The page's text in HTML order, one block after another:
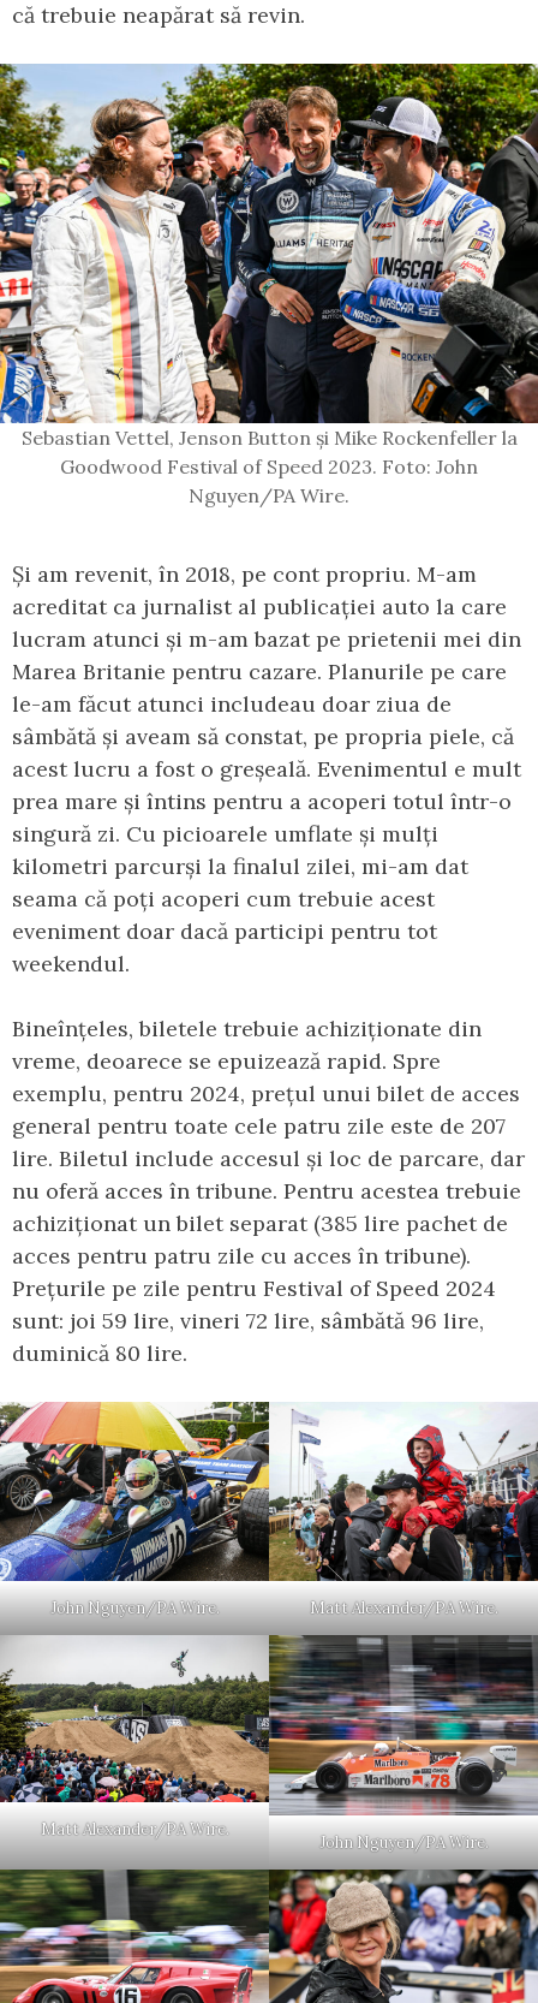
că trebuie neapărat să revin.
Sebastian Vettel, Jenson Button și Mike Rockenfeller la
Goodwood Festival of Speed 2023. Foto: John
Nguyen/PA Wire.
Și am revenit, în 2018, pe cont propriu. M-am
acreditat ca jurnalist al publicației auto la care
lucram atunci și m-am bazat pe prietenii mei din
Marea Britanie pentru cazare. Planurile pe care
le-am făcut atunci includeau doar ziua de
sâmbătă și aveam să constat, pe propria piele, că
acest lucru a fost o greșeală. Evenimentul e mult
prea mare și întins pentru a acoperi totul într-o
singură zi. Cu picioarele umflate și mulți
kilometri parcurși la finalul zilei, mi-am dat
seama că poți acoperi cum trebuie acest
eveniment doar dacă participi pentru tot
weekendul.
Bineînțeles, biletele trebuie achiziționate din
vreme, deoarece se epuizează rapid. Spre
exemplu, pentru 2024, prețul unui bilet de acces
general pentru toate cele patru zile este de 207
lire. Biletul include accesul și loc de parcare, dar
nu oferă acces în tribune. Pentru acestea trebuie
achiziționat un bilet separat (385 lire pachet de
acces pentru patru zile cu acces în tribune).
Prețurile pe zile pentru Festival of Speed 2024
sunt: joi 59 lire, vineri 72 lire, sâmbătă 96 lire,
duminică 80 lire.
John Nguyen/PA Wire. Matt Alexander/PA Wire.
Matt Alexander/PA Wire.
John Nguyen/PA Wire.